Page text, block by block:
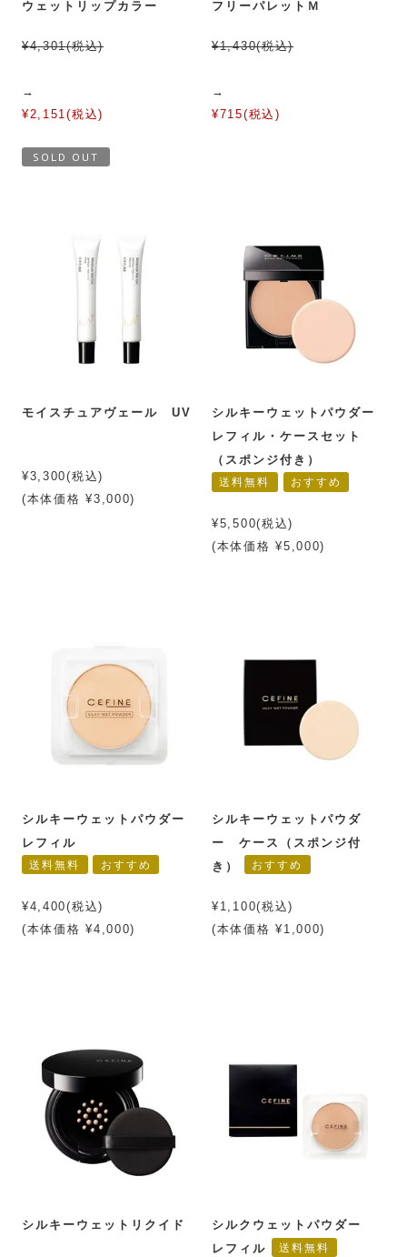
ウェットリップカラー
¥4,301(税込)
→
¥2,151(税込)
SOLD OUT
フリーパレットＭ
¥1,430(税込)
→
¥715(税込)
モイスチュアヴェール UV
¥3,300(税込)
(本体価格 ¥3,000)
シルキーウェットパウダー
レフィル・ケースセット
（スポンジ付き）
送料無料 おすすめ
¥5,500(税込)
(本体価格 ¥5,000)
シルキーウェットパウダー
レフィル
送料無料 おすすめ
¥4,400(税込)
(本体価格 ¥4,000)
シルキーウェットパウダ
ー ケース（スポンジ付
き）
おすすめ
¥1,100(税込)
(本体価格 ¥1,000)
シルキーウェットリクイド
シルクウェットパウダー
レフィル
送料無料